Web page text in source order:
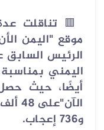
🟥 تناقلت
موقع "اليمن
الرئيس
أيضًا، حيث
و736 إعجاب.